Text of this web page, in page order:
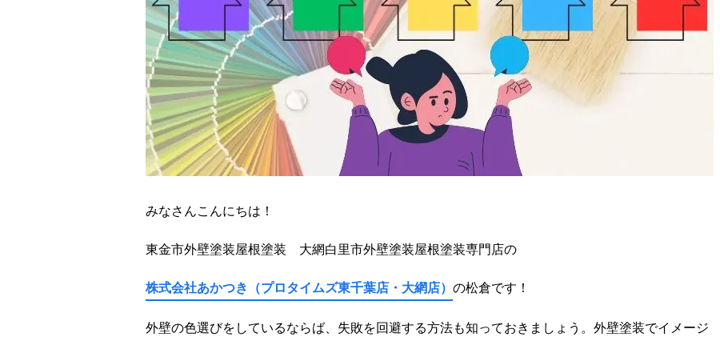
みなさんこんにちは！
東金市外壁塗装屋根塗装 大網白里市外壁塗装屋根塗装専門店の
株式会社あかつき（プロタイムズ東千葉店・大網店） の松倉です！
外壁の色選びをしているならば、失敗を回避する方法も知っておきましょう。外壁塗装でイメージ